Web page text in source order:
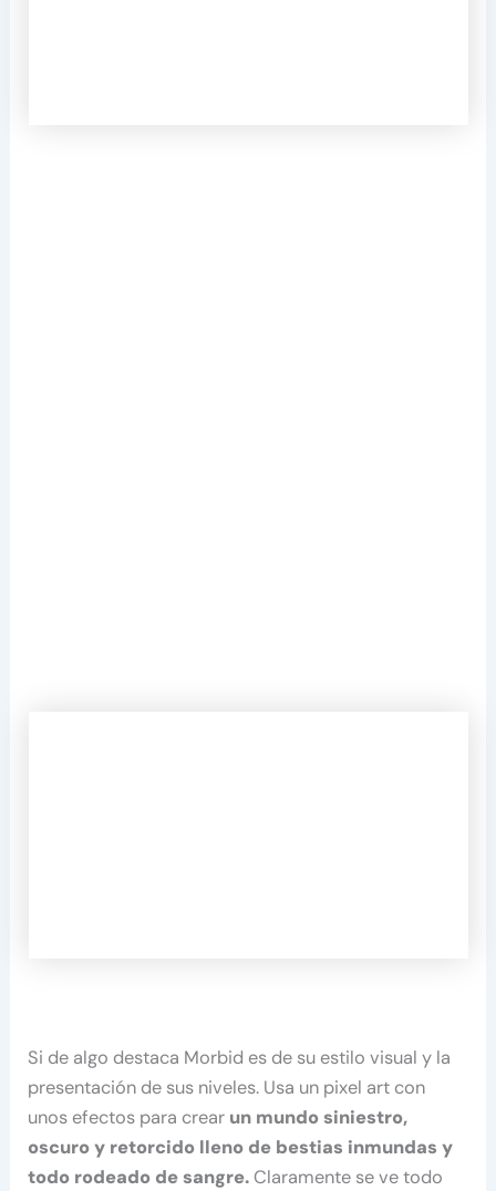
Si de algo destaca Morbid es de su estilo visual y la
presentación de sus niveles. Usa un pixel art con
unos efectos para crear un mundo siniestro,
oscuro y retorcido lleno de bestias inmundas y
todo rodeado de sangre.Claramente se ve todo